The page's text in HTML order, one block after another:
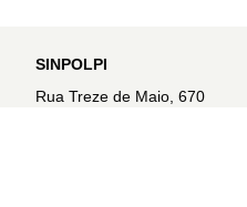
SINPOLPI
Rua Treze de Maio, 670